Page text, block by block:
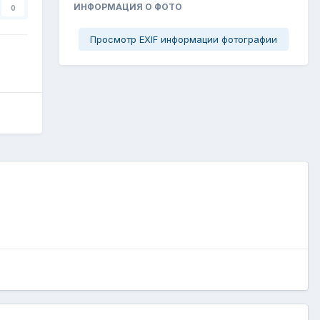
0 ИНФОРМАЦИЯ О ФОТО
Просмотр EXIF информации фотографии